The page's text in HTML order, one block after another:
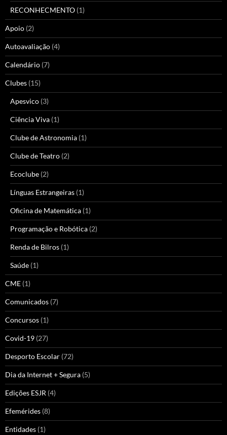
RECONHECMENTO (1)
Apoio (2)
Autoavaliação (4)
Calendário (7)
Clubes (15)
Apesvico (3)
Ciência Viva (1)
Clube de Astronomia (1)
Clube de Teatro (2)
Ecoclube (2)
Línguas Estrangeiras (1)
Oficina de Matemática (1)
Programação e Robótica (2)
Renda de Bilros (1)
Saúde (1)
CME (1)
Comunicados (7)
Concursos (1)
Covid-19 (27)
Desporto Escolar (72)
Dia da Internet + Segura (5)
Edições ESJR (4)
Efemérides (8)
Entidades (1)